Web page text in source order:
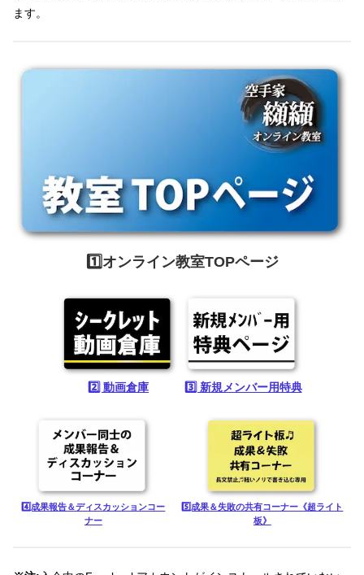
ます。
1️⃣オンライン教室TOPページ
2️⃣ 動画倉庫 3️⃣ 新規メンバー用特典
4️⃣成果報告＆ディスカッションコー
ナー
5️⃣成果＆失敗の共有コーナー《超ライト
板》